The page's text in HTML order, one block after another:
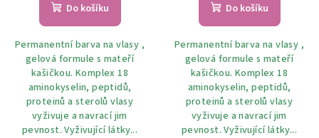
Do košíku
Permanentní barva na vlasy ,
gelová formule s mateří
kašičkou. Komplex 18
aminokyselin, peptidů,
proteinů a sterolů vlasy
vyživuje a navrací jim
pevnost. Vyživující látky...
Do košíku
Permanentní barva na vlasy ,
gelová formule s mateří
kašičkou. Komplex 18
aminokyselin, peptidů,
proteinů a sterolů vlasy
vyživuje a navrací jim
pevnost. Vyživující látky...